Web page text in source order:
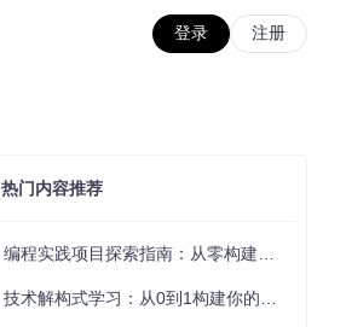
登录 注册
热门内容推荐
编程实践项目探索指南：从零构建技术能力体系
技术解构式学习：从0到1构建你的编程知识体系